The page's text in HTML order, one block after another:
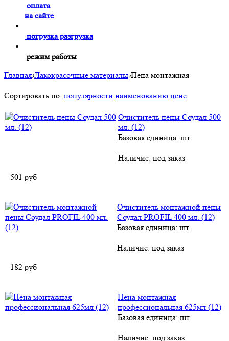
оплата
на сайте
погрузка разгрузка
режим работы
Главная›Лакокрасочные материалы›Пена монтажная
Сортировать по: популярности наименованию цене
Очиститель пены Соудал 500
мл. (12)
Базовая единица: шт
Наличие: под заказ
501 руб
Очиститель монтажной пены
Соудал PROFIL 400 мл. (12)
Базовая единица: шт
Наличие: под заказ
182 руб
Пена монтажная
профессиональная 625мл (12)
Базовая единица: шт
Наличие: под заказ